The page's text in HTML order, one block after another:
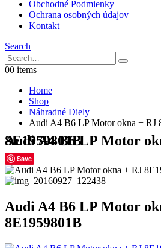
Obchodné Podmienky
Ochrana osobných údajov
Kontakt
Search
00 items
Home
Shop
Náhradné Diely
Audi A4 B6 LP Motor okna + RJ
Audi A4 B6 LP Motor okna + RJ 8E1959801B
Save
Audi A4 B6 LP Motor
8E1959801B